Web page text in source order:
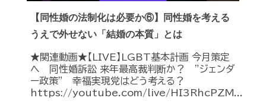
【同性婚の法制化は必要か⑥】同性婚を考える
うえで外せない「結婚の本質」とは
★関連動画★【LIVE】LGBT基本計画 今月策定
へ 同性婚訴訟 来年最高裁判断か？ ”ジェンダ
ー政策” 幸福実現党はどう考える？
https://youtube.com/live/HI3RhcPZM...